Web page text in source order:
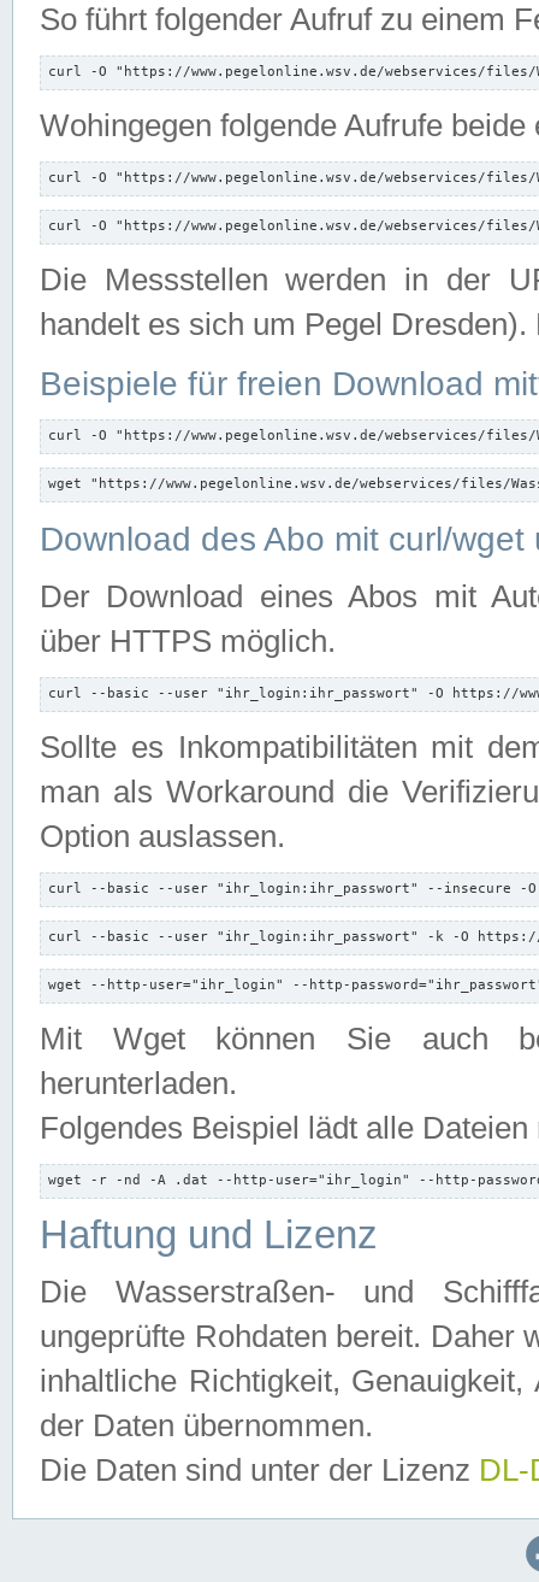
So führt folgender Aufruf zu einem
curl -O "https://www.pegelonline.wsv.de/webservices/files/
Wohingegen folgende Aufrufe beide
curl -O "https://www.pegelonline.wsv.de/webservices/files/
curl -O "https://www.pegelonline.wsv.de/webservices/files/
Die Messstellen werden in der
handelt es sich um Pegel
Beispiele für freien Download
curl -O "https://www.pegelonline.wsv.de/webservices/files/
wget "https://www.pegelonline.wsv.de/webservices/files/
Download des Abo mit curl/
Der Download eines Abos mit
über HTTPS möglich.
curl --basic --user "ihr_login:ihr_passwort" -O https://
Sollte es Inkompatibilitäten mit
man als Workaround die
Option auslassen.
curl --basic --user "ihr_login:ihr_passwort" --insecure -
curl --basic --user "ihr_login:ihr_passwort" -k -O https://
wget --http-user="ihr_login" --http-
Mit Wget können Sie auch
herunterladen.
Folgendes Beispiel lädt alle
wget -r -nd -A .dat --http-user="ihr_login" --http-
Haftung und Lizenz
Die Wasserstraßen- und
ungeprüfte Rohdaten bereit. Daher
inhaltliche Richtigkeit,
der Daten übernommen.
Die Daten sind unter der Lizenz